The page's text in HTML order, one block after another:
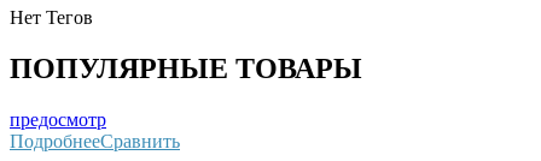
Нет Тегов
ПОПУЛЯРНЫЕ ТОВАРЫ
предосмотр
ПодробнееСравнить